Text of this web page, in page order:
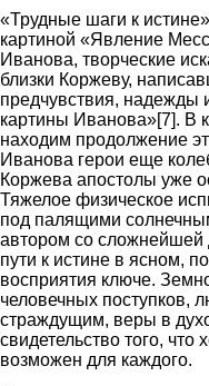
«Трудные шаги к
картиной «Явление
Иванова, творческие
близки Коржеву,
предчувствия, надежды
картины Иванова»[7]. В
находим продолжение
Иванова герои еще
Коржева апостолы уже
Тяжелое физическое
под палящими
автором со сложнейшей
пути к истине в ясном,
восприятия ключе.
человечных поступков,
страждущим, веры в
свидетельство того, что
возможен для каждого.